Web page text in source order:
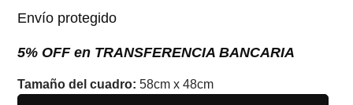
Envío protegido
5% OFF en TRANSFERENCIA BANCARIA
Tamaño del cuadro:58cm x 48cm